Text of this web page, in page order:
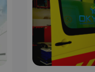
ASP.NET_SessionId